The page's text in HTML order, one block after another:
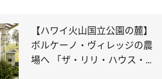
【ハワイ火山国立公園の麓】
ボルケーノ・ヴィレッジの農
場へ 「ザ・リリ・ハウス・